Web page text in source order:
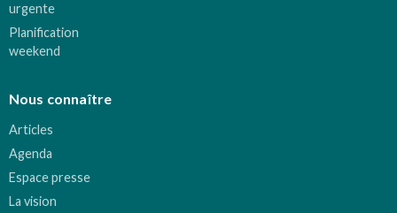
urgente
Planification
weekend
Nous connaître
Articles
Agenda
Espace presse
La vision